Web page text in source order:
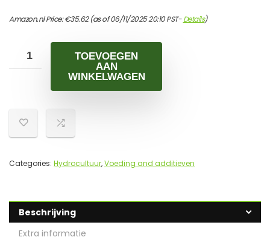
Amazon.nl Price:€35.62(as of 06/11/2025 20:10 PST-Details)
TOEVOEGEN
AAN
WINKELWAGEN
Categories: Hydrocultuur,Voeding and additieven
Beschrijving
Extra informatie